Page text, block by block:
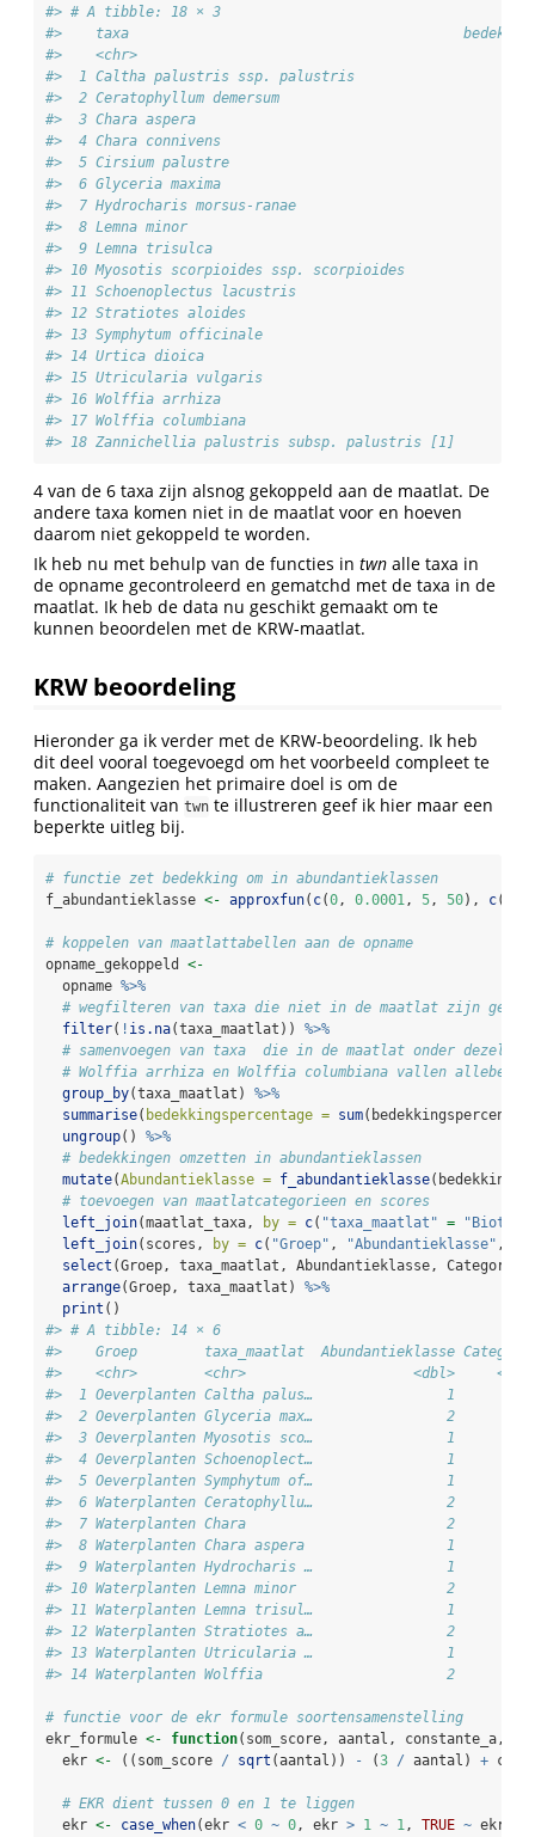
#> # A tibble: 18 × 3
#>    taxa
#>    <chr>
#>  1 Caltha palustris ssp. palustris
#>  2 Ceratophyllum demersum
#>  3 Chara aspera
#>  4 Chara connivens
#>  5 Cirsium palustre
#>  6 Glyceria maxima
#>  7 Hydrocharis morsus-ranae
#>  8 Lemna minor
#>  9 Lemna trisulca
#> 10 Myosotis scorpioides ssp. scorpioides
#> 11 Schoenoplectus lacustris
#> 12 Stratiotes aloides
#> 13 Symphytum officinale
#> 14 Urtica dioica
#> 15 Utricularia vulgaris
#> 16 Wolffia arrhiza
#> 17 Wolffia columbiana
#> 18 Zannichellia palustris subsp. palustris [1]
4 van de 6 taxa zijn alsnog gekoppeld aan de maatlat. De
andere taxa komen niet in de maatlat voor en hoeven
daarom niet gekoppeld te worden.
Ik heb nu met behulp van de functies in twn alle taxa in
de opname gecontroleerd en gematchd met de taxa in de
maatlat. Ik heb de data nu geschikt gemaakt om te
kunnen beoordelen met de KRW-maatlat.
KRW beoordeling
Hieronder ga ik verder met de KRW-beoordeling. Ik heb
dit deel vooral toegevoegd om het voorbeeld compleet te
maken. Aangezien het primaire doel is om de
functionaliteit van twn te illustreren geef ik hier maar een
beperkte uitleg bij.
# functie zet bedekking om in abundantieklassen
f_abundantieklasse <- approxfun( c(0, 0.0001, 5, 50), c(
# koppelen van maatlattabellen aan de opname
opname_gekoppeld <-
  opname
%>%
# wegfilteren van taxa die niet in de maatlat zijn
filter( ! is.na(taxa_maatlat)) %>%
# samenvoegen van taxa  die in de maatlat onder dezelfde
# Wolffia arrhiza en Wolffia columbiana vallen allebei
group_by(taxa_maatlat) %>%
summarise( bedekkingspercentage = sum
ungroup() %>%
# bedekkingen omzetten in abundantieklassen
mutate(Abundantieklasse = f_abundantieklasse
# toevoegen van maatlatcategorieen en scores
left_join(maatlat_taxa, by = c( "taxa_maatlat" =
left_join(scores, by = c( "Groep" , "Abundantieklasse" ,
select (Groep, taxa_maatlat, Abundantieklasse, Categorie,
arrange(Groep, taxa_maatlat) %>%
print ()
#> # A tibble: 14 × 6
#>    Groep        taxa_maatlat  Abundantieklasse Categorie
#>    <chr>        <chr>                    <dbl>
#>  1 Oeverplanten Caltha palus…
#>  2 Oeverplanten Glyceria max…
#>  3 Oeverplanten Myosotis sco…
#>  4 Oeverplanten Schoenoplect…
#>  5 Oeverplanten Symphytum of…
#>  6 Waterplanten Ceratophyllu…
#>  7 Waterplanten Chara
#>  8 Waterplanten Chara aspera
#>  9 Waterplanten Hydrocharis …
#> 10 Waterplanten Lemna minor
#> 11 Waterplanten Lemna trisul…
#> 12 Waterplanten Stratiotes a…
#> 13 Waterplanten Utricularia …
#> 14 Waterplanten Wolffia                      2
# functie voor de ekr formule soortensamenstelling
ekr_formule <- function(som_score, aantal, constante_a,
  ekr
<- ((som_score / sqrt (aantal)) - (3 / aantal) +
# EKR dient tussen 0 en 1 te liggen
  ekr
<- case_when(ekr < 0 ~ 0, ekr > 1 ~ 1, TRUE ~ ekr)